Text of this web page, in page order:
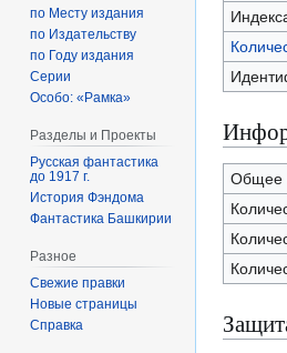
Общее
по Месту издания
по Издательству
по Году издания
Серии
Особо: «Рамка»
Разделы и Проекты
Русская фантастика
до 1917 г.
История Фэндома
Фантастика Башкирии
Разное
Свежие правки
Новые страницы
Справка